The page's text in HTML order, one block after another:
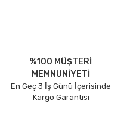
%100 MÜŞTERİ
MEMNUNİYETİ
En Geç 3 İş Günü İçerisinde
Kargo Garantisi